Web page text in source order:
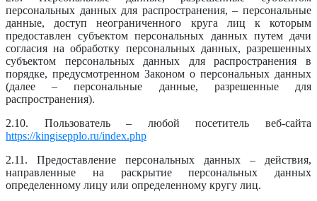
персональных данных для распространения, – персональные
данные, доступ неограниченного круга лиц к которым
предоставлен субъектом персональных данных путем дачи
согласия на обработку персональных данных, разрешенных
субъектом персональных данных для распространения в
порядке, предусмотренном Законом о персональных данных
(далее – персональные данные, разрешенные для
распространения).
2.10. Пользователь – любой посетитель веб-сайта
https://kingisepplo.ru/index.php
2.11. Предоставление персональных данных – действия,
направленные на раскрытие персональных данных
определенному лицу или определенному кругу лиц.